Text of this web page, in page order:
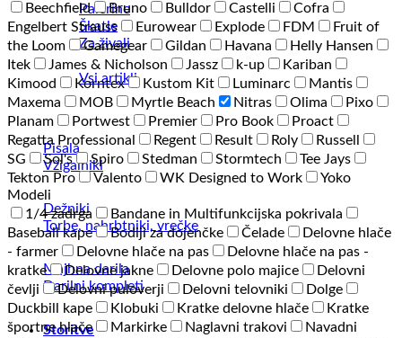
Palerine
Škatle
Za živali
Vsi artikli
Pisala
Vžigalniki
Dežniki
Torbe, nahrbtniki, vrečke
Majhna darila
Darilni kompleti
Storitve
Beechfield
Bruno Bulldor Castelli
Cofra
Engelbert Strauss
Eurowear Explode FDM
Fruit of
the Loom
Gamegear Gildan Havana
Helly Hansen
Itek
James & Nicholson Jassz k-up
Kariban
Kimood
Korntex Kustom Kit Luminarc
Mantis
Maxema
MOB Myrtle Beach Nitras Olima
Pixo
Planam
Portwest Premier Pro Book
Proact
Regatta Professional
Regent Result Roly
Russell
SG
Sol's Spiro Stedman Stormtech
Tee Jays
Tekton Pro
Valento WK Designed to Work
Yoko
Modeli
1/4 zadrga
Bandane in Multifunkcijska pokrivala
Baseball kape
Bodiji za dojenčke Čelade
Delovne hlače
- farmer
Delovne hlače na pas
Delovne hlače na pas -
kratke
Delovne jakne Delovne polo majice
Delovni
čevlji
Delovni puloverji Delovni telovniki
Dolge
Duckbill kape
Klobuki Kratke delovne hlače
Kratke
športne hlače
Markirke Naglavni trakovi
Navadni